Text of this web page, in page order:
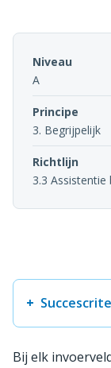
Niveau
A
Principe
3. Begrijpelijk
Richtlijn
3.3 Assistentie
Bij elk